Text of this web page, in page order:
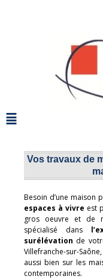
Vos travaux de
Besoin d’une maison
espaces à vivre est
gros oeuvre et de
spécialisé dans
surélévation de
Villefranche-sur-
aussi bien sur les
contemporaines.